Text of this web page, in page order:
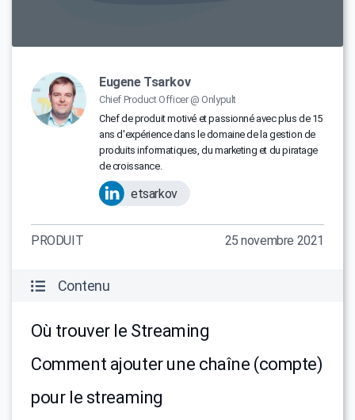
Eugene Tsarkov
Chief Product Officer @ Onlypult
Chef de produit motivé et passionné avec plus de 15
ans d'expérience dans le domaine de la gestion de
produits informatiques, du marketing et du piratage
de croissance.
etsarkov
PRODUIT 25 novembre 2021
Contenu
Où trouver le Streaming
Comment ajouter une chaîne (compte)
pour le streaming